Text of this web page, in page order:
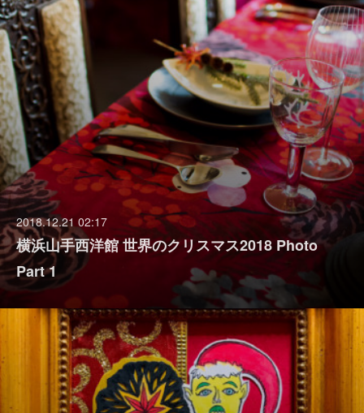
2018.12.21 02:17
横浜山手西洋館 世界のクリスマス2018 Photo
Part 1